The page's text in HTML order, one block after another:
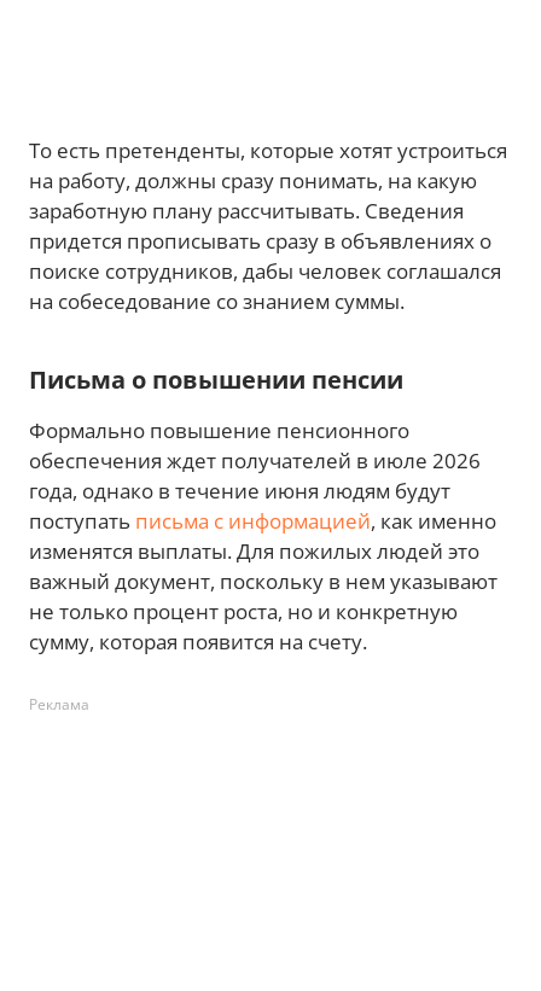
То есть претенденты, которые хотят устроиться
на работу, должны сразу понимать, на какую
заработную плану рассчитывать. Сведения
придется прописывать сразу в объявлениях о
поиске сотрудников, дабы человек соглашался
на собеседование со знанием суммы.
Письма о повышении пенсии
Формально повышение пенсионного
обеспечения ждет получателей в июле 2026
года, однако в течение июня людям будут
поступать письма с информацией, как именно
изменятся выплаты. Для пожилых людей это
важный документ, поскольку в нем указывают
не только процент роста, но и конкретную
сумму, которая появится на счету.
Реклама